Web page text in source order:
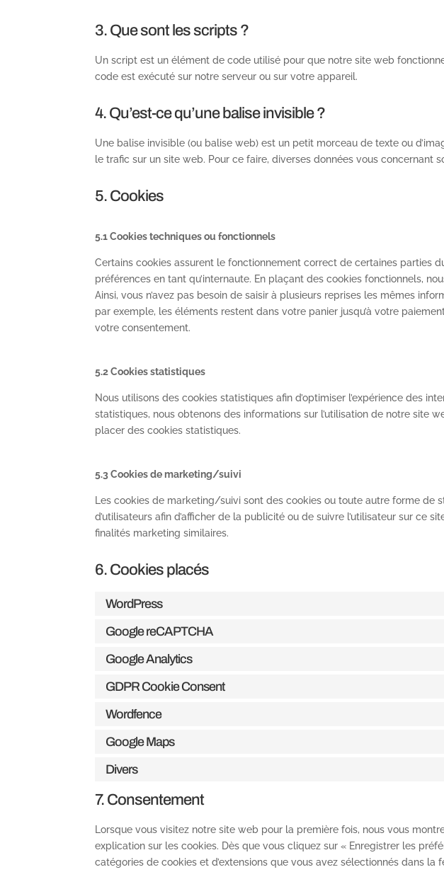
3. Que sont les scripts ?
Un script est un élément de code utilisé pour que notre site web
code est exécuté sur notre serveur ou sur votre appareil.
4. Qu’est-ce qu’une balise invisible ?
Une balise invisible (ou balise web) est un petit morceau de texte ou
le trafic sur un site web. Pour ce faire, diverses données vous concernant
5. Cookies
5.1 Cookies techniques ou fonctionnels
Certains cookies assurent le fonctionnement correct de certaines parties
préférences en tant qu’internaute. En plaçant des cookies fonctionnels,
Ainsi, vous n’avez pas besoin de saisir à plusieurs reprises les mêmes
par exemple, les éléments restent dans votre panier jusqu’à votre
votre consentement.
5.2 Cookies statistiques
Nous utilisons des cookies statistiques afin d’optimiser l’expérience des
statistiques, nous obtenons des informations sur l’utilisation de notre site
placer des cookies statistiques.
5.3 Cookies de marketing/suivi
Les cookies de marketing/suivi sont des cookies ou toute autre forme de
d’utilisateurs afin d’afficher de la publicité ou de suivre l’utilisateur sur ce
finalités marketing similaires.
6. Cookies placés
WordPress
Google reCAPTCHA
Google Analytics
GDPR Cookie Consent
Wordfence
Google Maps
Divers
7. Consentement
Lorsque vous visitez notre site web pour la première fois, nous vous
explication sur les cookies. Dès que vous cliquez sur « Enregistrer les
catégories de cookies et d’extensions que vous avez sélectionnés dans